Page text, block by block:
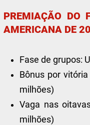
PREMIAÇÃO DO
AMERICANA DE
Fase de grupos:
Bônus por
milhões)
Vaga nas
milhões)